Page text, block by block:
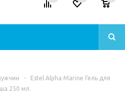
-
Estel Alpha Marine Гель для
250 мл.